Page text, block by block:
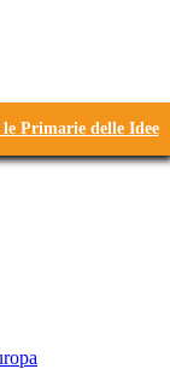
le Primarie delle Idee